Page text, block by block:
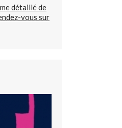
détaillé de
vous sur